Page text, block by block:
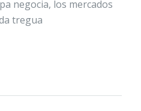
negocia, los mercados
tregua